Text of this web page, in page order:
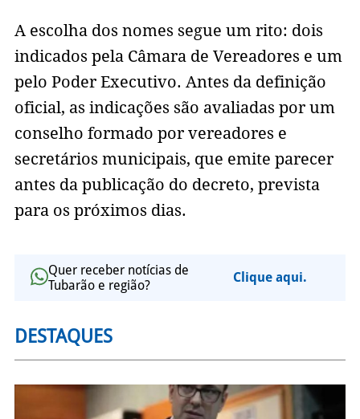
A escolha dos nomes segue um rito: dois
indicados pela Câmara de Vereadores e um
pelo Poder Executivo. Antes da definição
oficial, as indicações são avaliadas por um
conselho formado por vereadores e
secretários municipais, que emite parecer
antes da publicação do decreto, prevista
para os próximos dias.
Quer receber notícias de
Tubarão e região?
Clique aqui.
DESTAQUES